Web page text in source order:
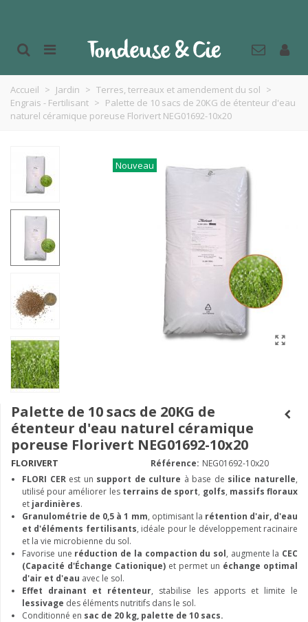
Accueil > Jardin > Terres, terreaux et amendement du sol >
Engrais - Fertilisant > Palette de 10 sacs de 20KG de étenteur d'eau
naturel céramique poreuse Florivert NEG01692-10x20
Nouveau
Palette de 10 sacs de 20KG de
étenteur d'eau naturel céramique
poreuse Florivert NEG01692-10x20
FLORIVERT Référence: NEG01692-10x20
FLORI CERest un support de culture à base de silice naturelle,
utilisé pour améliorer les terrains de sport, golfs, massifs floraux
et jardinières.
Granulométrie de 0,5 à 1 mm, optimisant la rétention d'air, d'eau
et d'éléments fertilisants, idéale pour le développement racinaire
et la vie microbienne du sol.
Favorise une réduction de la compaction du sol, augmente la CEC
(Capacité d'Échange Cationique) et permet un échange optimal
d'air et d'eau avec le sol.
Effet drainant et rétenteur, stabilise les apports et limite le
lessivage des éléments nutritifs dans le sol.
Conditionné en sac de 20 kg, palette de 10 sacs.